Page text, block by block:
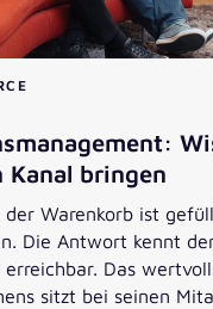
bringen
der Warenkorb ist
Die Antwort kennt
Das
sitzt bei seinen